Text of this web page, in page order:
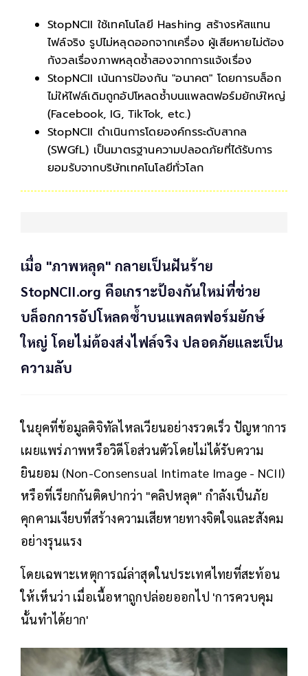
StopNCII ใช้เทคโนโลยี Hashing สร้างรหัสแทน
ไฟล์จริง รูปไม่หลุดออกจากเครื่อง ผู้เสียหายไม่ต้อง
กังวลเรื่องภาพหลุดซ้ำสองจากการแจ้งเรื่อง
StopNCII เน้นการป้องกัน "อนาคต" โดยการบล็อก
ไม่ให้ไฟล์เดิมถูกอัปโหลดซ้ำบนแพลตฟอร์มยักษ์ใหญ่
(Facebook, IG, TikTok, etc.)
StopNCII ดำเนินการโดยองค์กรระดับสากล
(SWGfL) เป็นมาตรฐานความปลอดภัยที่ได้รับการ
ยอมรับจากบริษัทเทคโนโลยีทั่วโลก
เมื่อ "ภาพหลุด" กลายเป็นฝันร้าย
StopNCII.org คือเกราะป้องกันใหม่ที่ช่วย
บล็อกการอัปโหลดซ้ำบนแพลตฟอร์มยักษ์
ใหญ่ โดยไม่ต้องส่งไฟล์จริง ปลอดภัยและเป็น
ความลับ
ในยุคที่ข้อมูลดิจิทัลไหลเวียนอย่างรวดเร็ว ปัญหาการ
เผยแพร่ภาพหรือวิดีโอส่วนตัวโดยไม่ได้รับความ
ยินยอม (Non-Consensual Intimate Image - NCII)
หรือที่เรียกกันติดปากว่า "คลิปหลุด" กำลังเป็นภัย
คุกคามเงียบที่สร้างความเสียหายทางจิตใจและสังคม
อย่างรุนแรง
โดยเฉพาะเหตุการณ์ล่าสุดในประเทศไทยที่สะท้อน
ให้เห็นว่า เมื่อเนื้อหาถูกปล่อยออกไป 'การควบคุม
นั้นทำได้ยาก'